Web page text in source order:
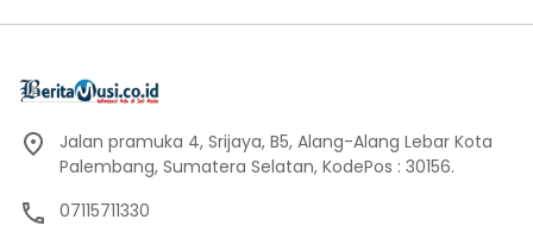
Jalan pramuka 4, Srijaya, B5, Alang-Alang Lebar Kota
Palembang, Sumatera Selatan, KodePos : 30156.
07115711330